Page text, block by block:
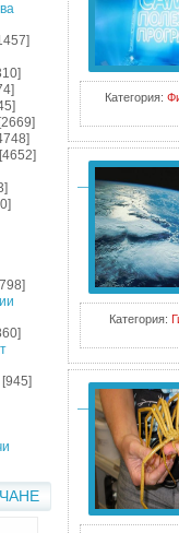
[2669]
[4652]
[945]
Категория:
Категория: